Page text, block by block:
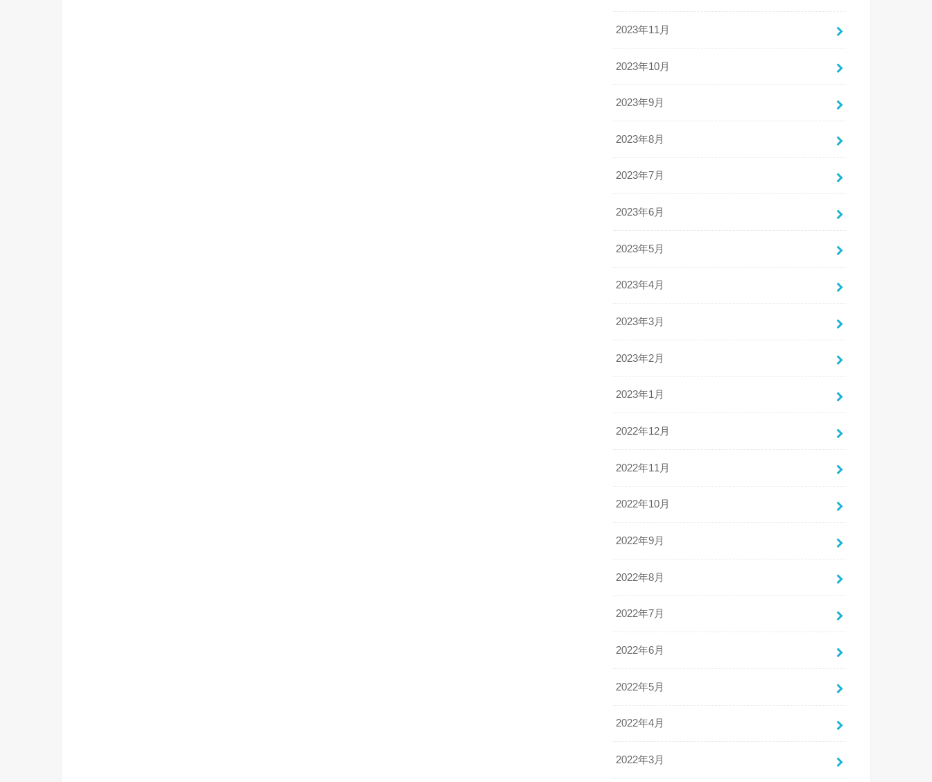
2023年11月
2023年10月
2023年9月
2023年8月
2023年7月
2023年6月
2023年5月
2023年4月
2023年3月
2023年2月
2023年1月
2022年12月
2022年11月
2022年10月
2022年9月
2022年8月
2022年7月
2022年6月
2022年5月
2022年4月
2022年3月